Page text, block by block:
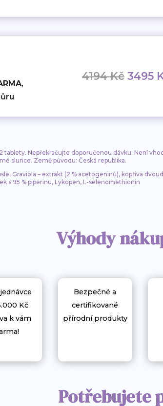
,
4194Kč
4194
3495
tablety. Nepřekračujte doporučenou dávku. Není
slunce. Země původu: Česká republika.
Graviola – extrakt (2 % acetogeninů), kopřiva
s 95 % piperinu, Lykopen, L-selenomethionin
Výhody
Kč
k vám
Bezpečné a
certifikované
přírodní produkty
Potřebujete